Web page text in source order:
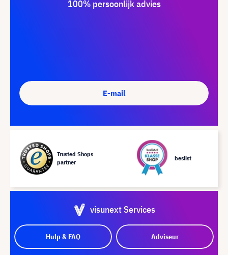
100% persoonlijk advies
E-mail
Trusted Shops
partner
beslist
visunext Services
Hulp & FAQ Adviseur